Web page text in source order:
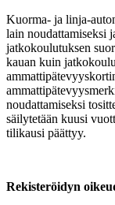
Kuorma- ja linja-
lain noudattamiseksi
jatkokoulutuksen
kauan kuin
noudattamiseksi
säilytetään kuusi
tilikausi päättyy.
Rekisteröidyn